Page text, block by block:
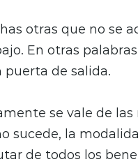
otras que no se
En otras
de salida.
se vale de
sucede, la
de todos los